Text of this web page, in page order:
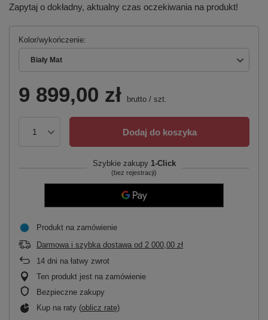
Zapytaj o dokładny, aktualny czas oczekiwania na produkt!
Kolor/wykończenie
Biały Mat
9 899,00 zł brutto / szt.
Dodaj do koszyka
Szybkie zakupy 1-Click
(bez rejestracji)
Produkt na zamówienie
Darmowa i szybka dostawa od 2 000,00 zł
14 dni na łatwy zwrot
Ten produkt jest na zamówienie
Bezpieczne zakupy
Kup na raty (oblicz ratę)